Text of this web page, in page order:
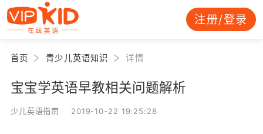
注册/登录
首页 青少儿英语知识 详情
宝宝学英语早教相关问题解析
少儿英语指南 2019-10-22 19:25:28